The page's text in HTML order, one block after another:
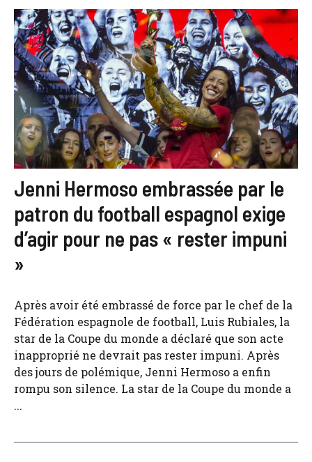
Jenni Hermoso embrassée par le
patron du football espagnol exige
d’agir pour ne pas « rester impuni
»
Après avoir été embrassé de force par le chef de la
Fédération espagnole de football, Luis Rubiales, la
star de la Coupe du monde a déclaré que son acte
inapproprié ne devrait pas rester impuni. Après
des jours de polémique, Jenni Hermoso a enfin
rompu son silence. La star de la Coupe du monde a
...